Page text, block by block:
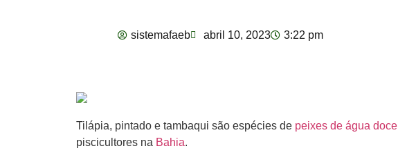
sistemafaeb abril 10, 2023 3:22 pm
Tilápia, pintado e tambaqui são espécies de peixes de água doce
piscicultores na Bahia.